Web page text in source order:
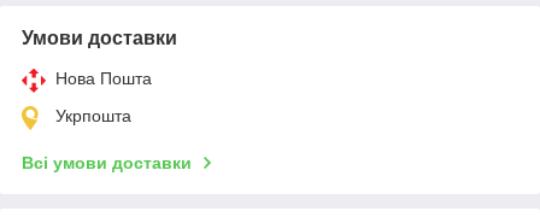
Умови доставки
Нова Пошта
Укрпошта
Всі умови доставки